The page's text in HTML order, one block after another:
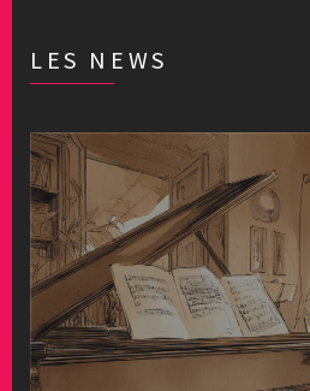
LES NEWS